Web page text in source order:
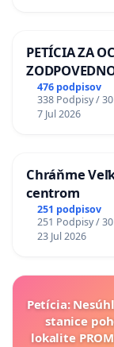
PETÍCIA ZA
A ZLYHANIE
476 podpisov
338 Podpisy /
7 Jul 2026
Chráňme
centrom
251 podpisov
251 Podpisy /
23 Jul 2026
Petícia:
stanice
lokalite